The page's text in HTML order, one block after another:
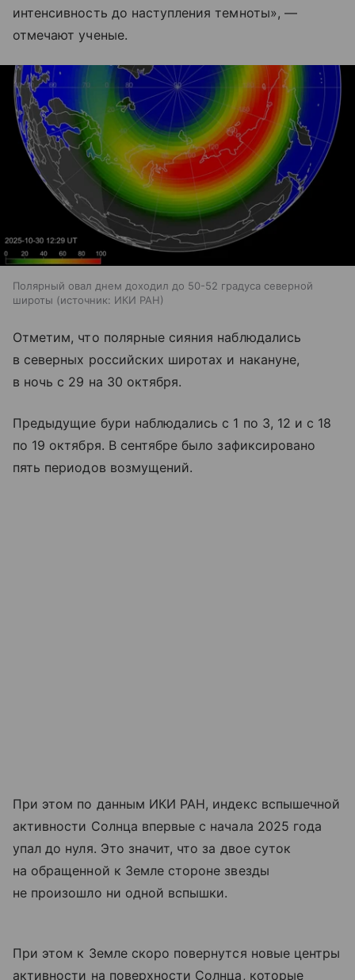
интенсивность до наступления темноты», —
отмечают ученые.
Полярный овал днем доходил до 50-52 градуса северной
широты
источник: ИКИ РАН
Отметим, что полярные сияния наблюдались
в северных российских широтах и накануне,
в ночь с 29 на 30 октября.
Предыдущие бури наблюдались с 1 по 3, 12 и с 18
по 19 октября. В сентябре было зафиксировано
пять периодов возмущений.
При этом по данным ИКИ РАН, индекс вспышечной
активности Солнца впервые с начала 2025 года
упал до нуля. Это значит, что за двое суток
на обращенной к Земле стороне звезды
не произошло ни одной вспышки.
При этом к Земле скоро повернутся новые центры
активности на поверхности Солнца, которые